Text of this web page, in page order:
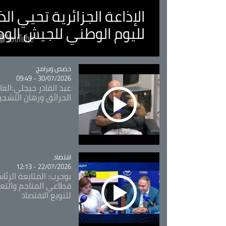
الإذاعة الجزائرية تحيي
لليوم الوطني للجيش
Catégorie
حصص وبرامج
30/07/2026 - 09:49
عبد القادر
الحرائق ورهان
Catégorie
اقتصاد
22/07/2026 - 12:13
بوحرب: المتابعة
قطاعي المناجم
لتنويع الاقتصاد